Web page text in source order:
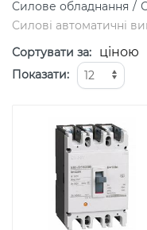
Силове обладнання
Силові автоматичні
Сортувати за: ціною
Показати: